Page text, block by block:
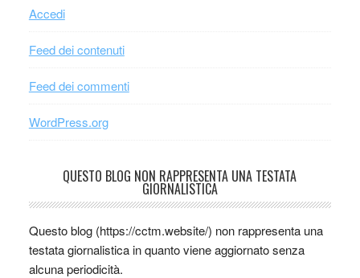
Accedi
Feed dei contenuti
Feed dei commenti
WordPress.org
QUESTO BLOG NON RAPPRESENTA UNA TESTATA
GIORNALISTICA
Questo blog (https://cctm.website/) non rappresenta una
testata giornalistica in quanto viene aggiornato senza
alcuna periodicità.